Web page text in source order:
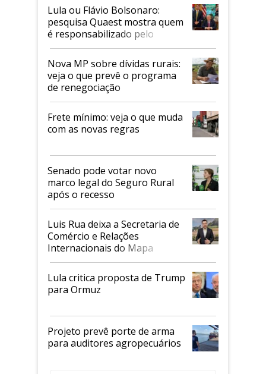
Lula ou Flávio Bolsonaro:
pesquisa Quaest mostra quem
é responsabilizado pelo
tarifaço dos EUA
Nova MP sobre dívidas rurais:
veja o que prevê o programa
de renegociação
Frete mínimo: veja o que muda
com as novas regras
Senado pode votar novo
marco legal do Seguro Rural
após o recesso
Luis Rua deixa a Secretaria de
Comércio e Relações
Internacionais do Mapa
Lula critica proposta de Trump
para Ormuz
Projeto prevê porte de arma
para auditores agropecuários